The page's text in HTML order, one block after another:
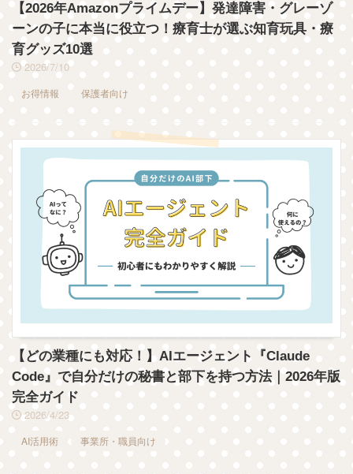
【2026年Amazonプライムデー】発達障害・グレーゾ
ーンの子に本当に役立つ！療育士が選ぶ知育玩具・療
育グッズ10選
2026/7/10
お得情報 保護者向け
【どの業種にも対応！】AIエージェント『Claude
Code』で自分だけの秘書と部下を持つ方法｜2026年版
完全ガイド
2026/4/23
AI活用術 事業所・職員向け